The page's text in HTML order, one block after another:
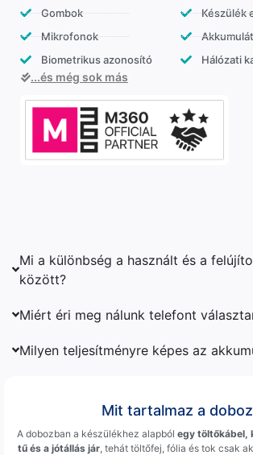
Gombok
Mikrofonok
Biometrikus azonosító
Készülék
Hálózati
...és még sok más
Mi a különbség a használt és a
között?
Miért éri meg nálunk telefont
Milyen teljesítményre képes az
Mit tartalmaz a
A dobozban a készülékhez alapból egy töltőkábel,
tű és a jótállás jár , tehát töltőfej, fólia és tok csak